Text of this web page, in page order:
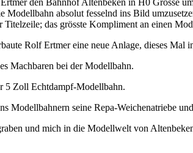
Modellbahn absolut fesselnd ins Bild
das grösste Kompliment an einen
Rolf Ertmer eine neue Anlage, dieses Mal
Machbaren bei der Modellbahn.
5 Zoll Echtdampf-Modellbahn.
Modellbahnern seine Repa-Weichenatriebe
und mich in die Modellwelt von